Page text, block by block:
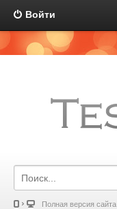
Войти
Полная версия сайта